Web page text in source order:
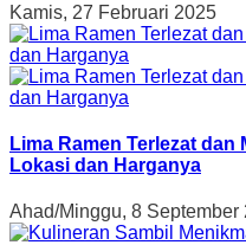
Kamis, 27 Februari 2025
Lima Ramen Terlezat
Lokasi dan Harganya
Ahad/Minggu, 8 September